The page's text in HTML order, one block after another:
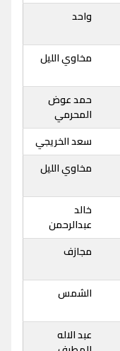
واحد
مخاوي الليل
حمد عوض
المحرمي
سعد الخريجي
مخاوي الليل
خالد
عبدالرحمن
مجازف
الشمس
عبد الاله